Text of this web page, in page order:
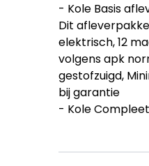
- Kole Basis
Dit
elektrisch, 12
volgens apk
gestofzuigd,
bij garantie
- Kole